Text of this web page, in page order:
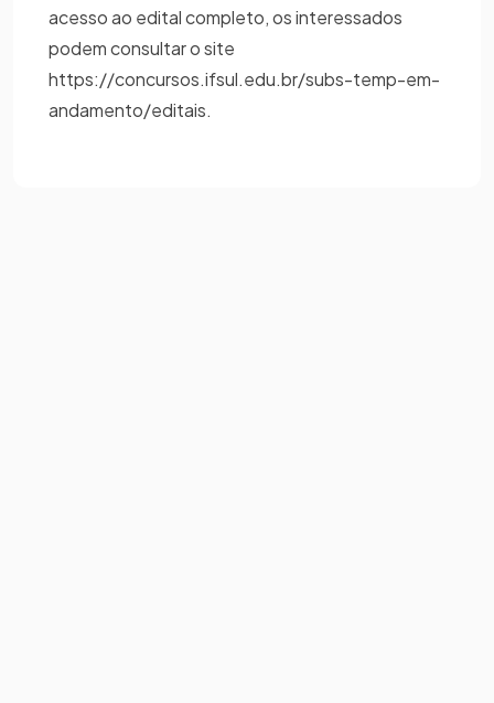
acesso ao edital completo, os interessados
podem consultar o site
https://concursos.ifsul.edu.br/subs-temp-em-
andamento/editais.